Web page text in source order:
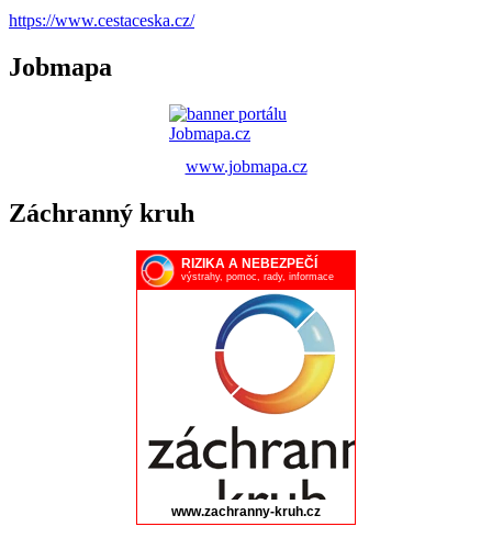
https://www.cestaceska.cz/
Jobmapa
www.jobmapa.cz
Záchranný kruh